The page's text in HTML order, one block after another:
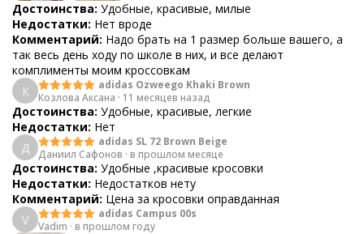
Достоинства: Удобные, красивые, милые
Недостатки: Нет вроде
Комментарий: Надо брать на 1 размер больше вашего, а
так весь день ходу по школе в них, и все делают
комплименты моим кроссовкам
К
adidas Ozweego Khaki Brown
Козлова Аксана · 11 месяцев назад
Достоинства: Удобные, красивые, легкие
Недостатки: Нет
Д
adidas SL 72 Brown Beige
Даниил Сафонов · в прошлом месяце
Достоинства: Удобные ,красивые кросовки
Недостатки: Недостатков нету
Комментарий: Цена за кросовки оправданная
V
adidas Campus 00s
Vadim · в прошлом году